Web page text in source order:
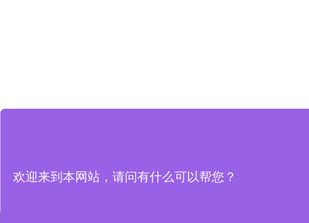
欢迎来到本网站，请问有什么可以帮您？